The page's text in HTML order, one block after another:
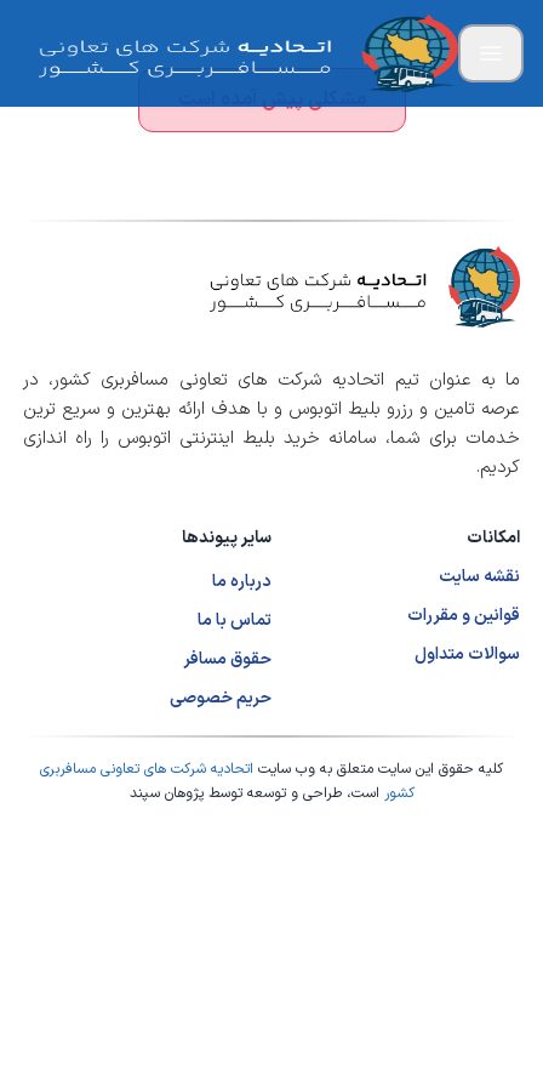
مشکلی پیش آمده است
ما به عنوان تیم اتحادیه شرکت های تعاونی مسافربری کشور، در
عرصه تامین و رزرو بلیط اتوبوس و با هدف ارائه بهترین و سریع ترین
خدمات برای شما، سامانه خرید بلیط اینترنتی اتوبوس را راه اندازی
کردیم.
امکانات
نقشه سایت
قوانین و مقررات
سوالات متداول
سایر پیوندها
درباره ما
تماس با ما
حقوق مسافر
حریم خصوصی
کلیه حقوق این سایت متعلق به وب سایت اتحادیه شرکت های تعاونی مسافربری
کشور است، طراحی و توسعه توسطپژوهان سپند